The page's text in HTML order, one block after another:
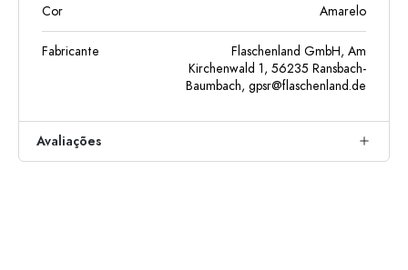
Cor Amarelo
Fabricante
Flaschenland GmbH, Am
Kirchenwald 1, 56235 Ransbach-
Baumbach, gpsr@flaschenland.de
Avaliações